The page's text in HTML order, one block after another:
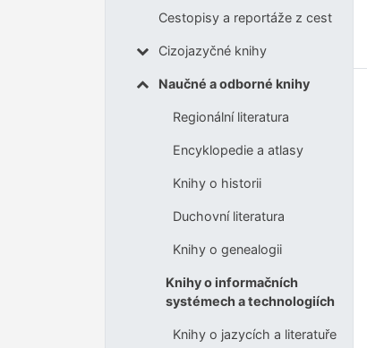
Cestopisy a reportáže z cest
Cizojazyčné knihy
Naučné a odborné knihy
Regionální literatura
Encyklopedie a atlasy
Knihy o historii
Duchovní literatura
Knihy o genealogii
Knihy o informačních
systémech a technologiích
Knihy o jazycích a literatuře